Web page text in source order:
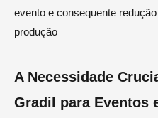
evento e consequente
produção
A Necessidade
Gradil para Eventos